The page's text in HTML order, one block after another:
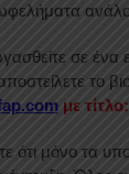
σε
το
με
ότι μόνο τα